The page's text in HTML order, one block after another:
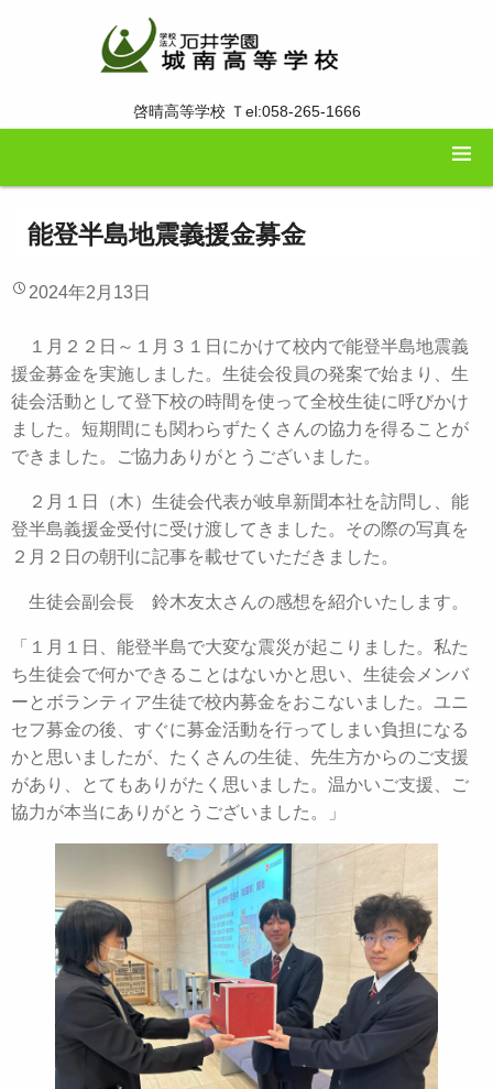
啓晴高等学校 Ｔel:058-265-1666
能登半島地震義援金募金
2024年2月13日
１月２２日～１月３１日にかけて校内で能登半島地震義
援金募金を実施しました。生徒会役員の発案で始まり、生
徒会活動として登下校の時間を使って全校生徒に呼びかけ
ました。短期間にも関わらずたくさんの協力を得ることが
できました。ご協力ありがとうございました。
２月１日（木）生徒会代表が岐阜新聞本社を訪問し、能
登半島義援金受付に受け渡してきました。その際の写真を
２月２日の朝刊に記事を載せていただきました。
生徒会副会長 鈴木友太さんの感想を紹介いたします。
「１月１日、能登半島で大変な震災が起こりました。私た
ち生徒会で何かできることはないかと思い、生徒会メンバ
ーとボランティア生徒で校内募金をおこないました。ユニ
セフ募金の後、すぐに募金活動を行ってしまい負担になる
かと思いましたが、たくさんの生徒、先生方からのご支援
があり、とてもありがたく思いました。温かいご支援、ご
協力が本当にありがとうございました。」